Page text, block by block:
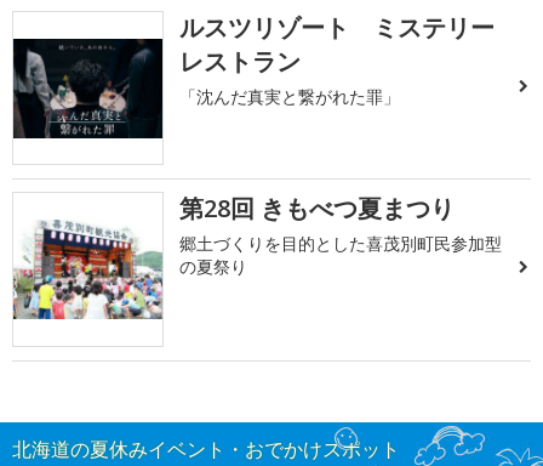
ルスツリゾート ミステリー
レストラン
「沈んだ真実と繋がれた罪」
第28回 きもべつ夏まつり
郷土づくりを目的とした喜茂別町民参加型
の夏祭り
北海道の夏休みイベント・おでかけスポット